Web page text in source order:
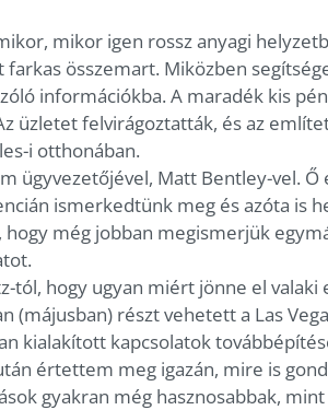
mikor igen rossz anyagi
összemart. Miközben
információkba. A maradék kis
üzletet felvirágoztatták, és az
i otthonában.
ügyvezetőjével, Matt Bentley-vel. Ő
ismerkedtünk meg és azóta is
még jobban megismerjük
tól, hogy ugyan miért jönne el valaki
(májusban) részt vehetett a Las
kialakított kapcsolatok
értettem meg igazán, mire is
gyakran még hasznosabbak, mint